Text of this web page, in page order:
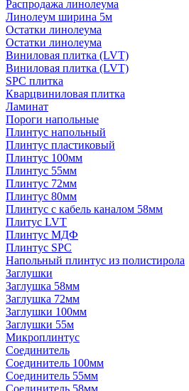
Распродажа линолеума
Линолеум ширина 5м
Остатки линолеума
Остатки линолеума
Виниловая плитка (LVT)
Виниловая плитка (LVT)
SPC плитка
Кварцвиниловая плитка
Ламинат
Пороги напольные
Плинтус напольный
Плинтус пластиковый
Плинтус 100мм
Плинтус 55мм
Плинтус 72мм
Плинтус 80мм
Плинтус с кабель каналом 58мм
Плитус LVT
Плинтус МДФ
Плинтус SPC
Напольный плинтус из полистирола
Заглушки
Заглушка 58мм
Заглушка 72мм
Заглушки 100мм
Заглушки 55м
Микроплинтус
Соединитель
Соединитель 100мм
Соединитель 55мм
Соединитель 58мм